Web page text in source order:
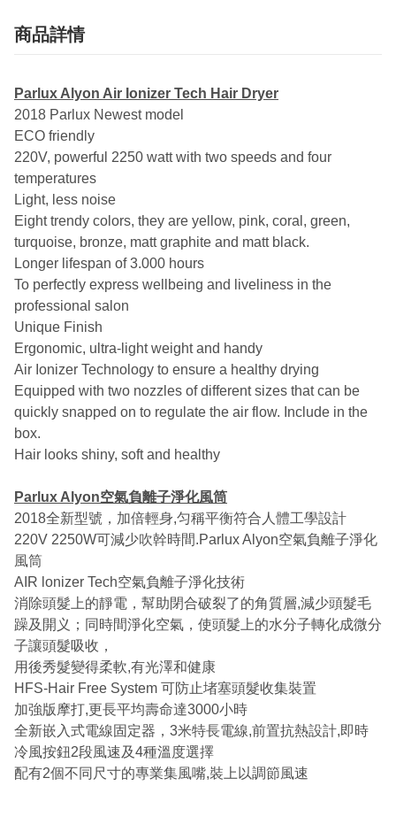
商品詳情
Parlux Alyon Air Ionizer Tech Hair Dryer
2018 Parlux Newest model
ECO friendly
220V, powerful 2250 watt with two speeds and four
temperatures
Light, less noise
Eight trendy colors, they are yellow, pink, coral, green,
turquoise, bronze, matt graphite and matt black.
Longer lifespan of 3.000 hours
To perfectly express wellbeing and liveliness in the
professional salon
Unique Finish
Ergonomic, ultra-light weight and handy
Air Ionizer Technology to ensure a healthy drying
Equipped with two nozzles of different sizes that can be
quickly snapped on to regulate the air flow. Include in the
box.
Hair looks shiny, soft and healthy
Parlux Alyon空氣負離子淨化風筒
2018全新型號，加倍輕身,匀稱平衡符合人體工學設計
220V 2250W可減少吹幹時間.Parlux Alyon空氣負離子淨化
風筒
AIR lonizer Tech空氣負離子淨化技術
消除頭髮上的靜電，幫助閉合破裂了的角質層,減少頭髮毛
躁及開义；同時間淨化空氣，使頭髮上的水分子轉化成微分
子讓頭髮吸收，
用後秀髮變得柔軟,有光澤和健康
HFS-Hair Free System 可防止堵塞頭髮收集裝置
加強版摩打,更長平均壽命達3000小時
全新嵌入式電線固定器，3米特長電線,前置抗熱設計,即時
冷風按鈕2段風速及4種溫度選擇
配有2個不同尺寸的專業集風嘴,裝上以調節風速